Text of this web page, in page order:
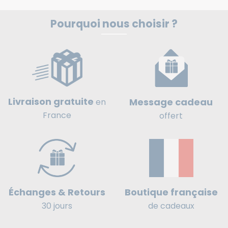
Pourquoi nous choisir ?
Livraison gratuite en
France
Message cadeau
offert
Échanges & Retours
30 jours
Boutique française
de cadeaux